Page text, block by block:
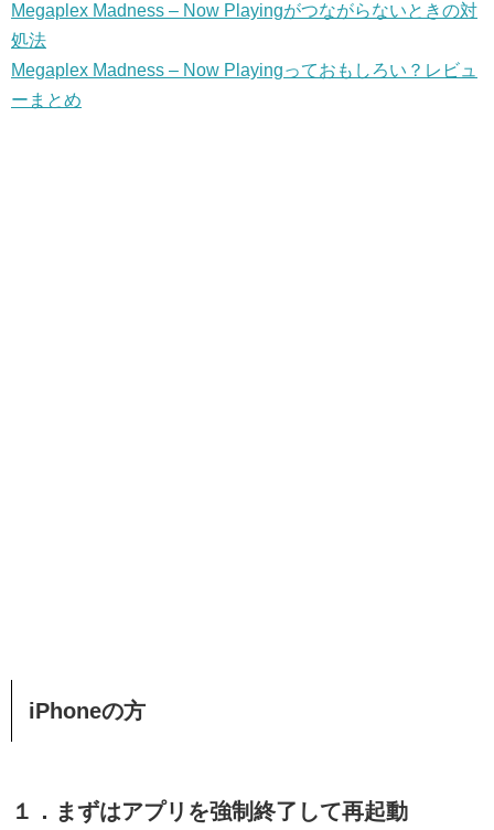
Megaplex Madness – Now Playingがつながらないときの対
処法
Megaplex Madness – Now Playingっておもしろい？レビュ
ーまとめ
iPhoneの方
１．まずはアプリを強制終了して再起動